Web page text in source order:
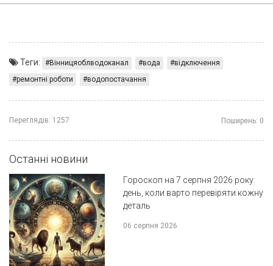
Теги: Вінницяоблводоканал вода
відключення
ремонтні роботи
водопостачання
Переглядів: 1257 Поширень: 0
Останні новини
Гороскоп на 7 серпня 2026 року:
день, коли варто перевіряти кожну
деталь
06 серпня 2026